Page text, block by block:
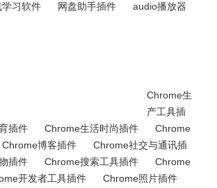
学习软件 网盘助手插件
audio播放器
Chrome生
产工具插
插件 Chrome生活时尚插件
Chrome
Chrome博客插件
Chrome社交与通讯插
插件 Chrome搜索工具插件
Chrome
开发者工具插件
Chrome照片插件